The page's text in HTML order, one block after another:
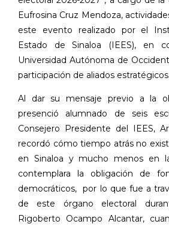
Eufrosina Cruz Mendoza,
este evento realizado por el
Estado de Sinaloa (IEES), en
Universidad Autónoma de
participación de aliados estratégicos.
Al dar su mensaje previo a la
presenció alumnado de seis
Consejero Presidente del IEES,
recordó cómo tiempo atrás no
en Sinaloa y mucho menos en
contemplara la obligación de
democráticos, por lo que fue a
de este órgano electoral
Rigoberto Ocampo Alcantar,